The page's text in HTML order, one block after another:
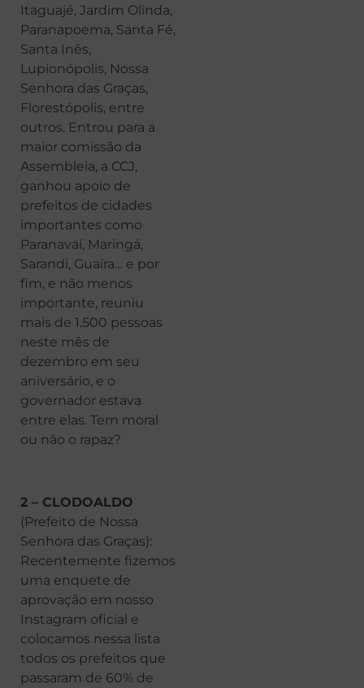
Itaguajé, Jardim Olinda,
Paranapoema, Santa Fé,
Santa Inês,
Lupionópolis, Nossa
Senhora das Graças,
Florestópolis, entre
outros. Entrou para a
maior comissão da
Assembleia, a CCJ,
ganhou apoio de
prefeitos de cidades
importantes como
Paranavaí, Maringá,
Sarandi, Guaíra… e por
fim, e não menos
importante, reuniu
mais de 1.500 pessoas
neste mês de
dezembro em seu
aniversário, e o
governador estava
entre elas. Tem moral
ou não o rapaz?
2 – CLODOALDO
(Prefeito de Nossa
Senhora das Graças):
Recentemente fizemos
uma enquete de
aprovação em nosso
Instagram oficial e
colocamos nessa lista
todos os prefeitos que
passaram de 60% de